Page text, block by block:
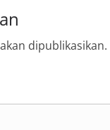
dipublikasikan.